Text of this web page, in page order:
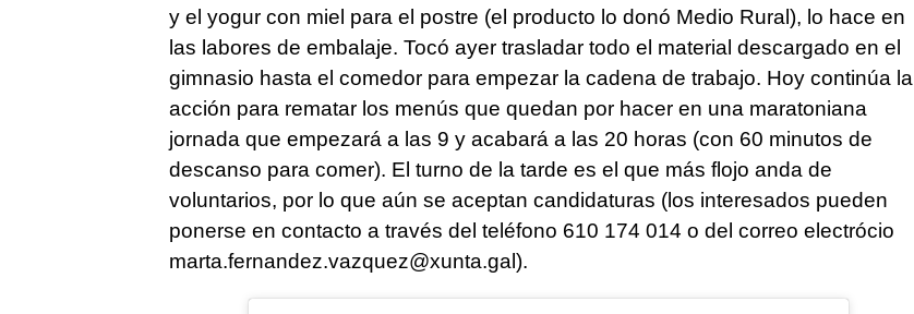
y el yogur con miel para el postre (el producto lo donó Medio Rural), lo hace en
las labores de embalaje. Tocó ayer trasladar todo el material descargado en el
gimnasio hasta el comedor para empezar la cadena de trabajo. Hoy continúa la
acción para rematar los menús que quedan por hacer en una maratoniana
jornada que empezará a las 9 y acabará a las 20 horas (con 60 minutos de
descanso para comer). El turno de la tarde es el que más flojo anda de
voluntarios, por lo que aún se aceptan candidaturas (los interesados pueden
ponerse en contacto a través del teléfono 610 174 014 o del correo electrócio
marta.fernandez.vazquez@xunta.gal).